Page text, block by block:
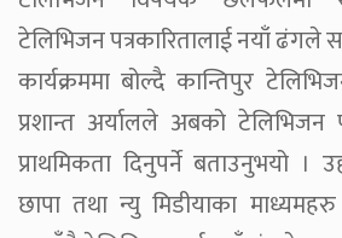
टेलिभिजन पत्रकारितालाई नयाँ ढंगले
कार्यक्रममा बोल्दै कान्तिपुर
प्रशान्त अर्यालले अबको टेलिभिजन
प्राथमिकता दिनुपर्ने बताउनुभयो ।
छापा तथा न्यु मिडीयाका